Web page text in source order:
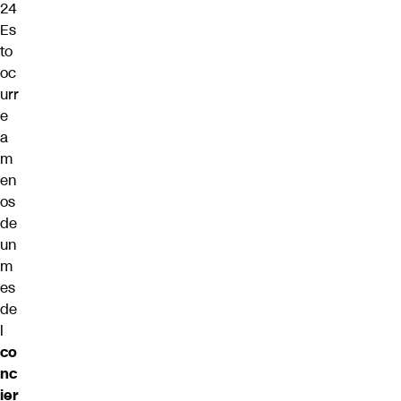
24
Es
to
oc
urr
e
a
m
en
os
de
un
m
es
de
l
co
nc
ier